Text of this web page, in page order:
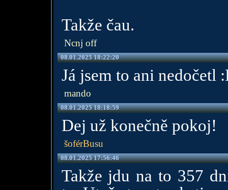
Takže čau.
Ncnj off
08.01.2025 18:22:20
Já jsem to ani nedočetl
mando
08.01.2025 18:18:59
Dej už konečně pokoj!
šoférBusu
08.01.2025 17:56:46
Takže jdu na to 357